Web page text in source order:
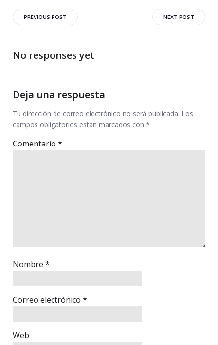
Navegación
por
las
entradas
PREVIOUS POST
Navegación
por
NEXT POST
No responses yet
Deja una respuesta
Tu dirección de correo electrónico no será publicada. Los
campos obligatorios están marcados con *
Comentario *
Nombre *
Correo electrónico *
Web